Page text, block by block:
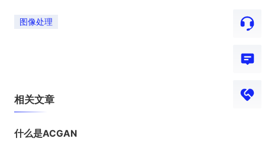
图像处理
相关文章
什么是ACGAN